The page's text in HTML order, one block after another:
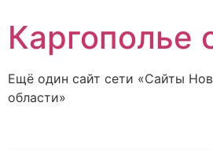
Каргополье
Ещё один сайт сети «Сайты
области»